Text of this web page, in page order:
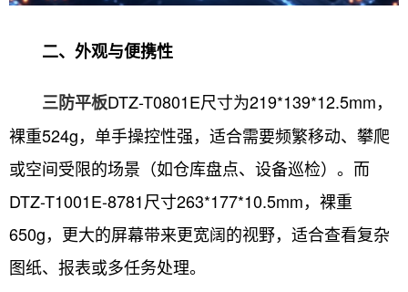
二、外观与便携性
三防平板DTZ-T0801E尺寸为219*139*12.5mm，
裸重524g，单手操控性强，适合需要频繁移动、攀爬
或空间受限的场景（如仓库盘点、设备巡检）。而
DTZ-T1001E-8781尺寸263*177*10.5mm，裸重
650g，更大的屏幕带来更宽阔的视野，适合查看复杂
图纸、报表或多任务处理。